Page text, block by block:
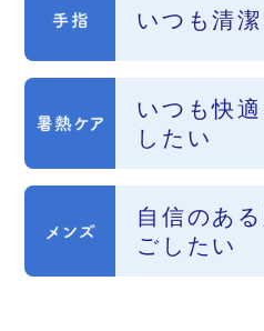
いつも清
いつも快
したい
自信のあ
ごしたい